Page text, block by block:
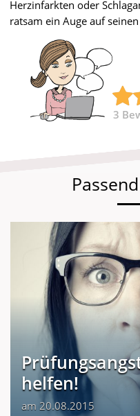
Herzinfarkten oder
ratsam ein Auge auf
3
helfen!
am 20.08.2015